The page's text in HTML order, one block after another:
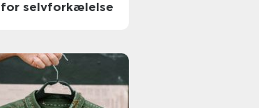
for selvforkælelse